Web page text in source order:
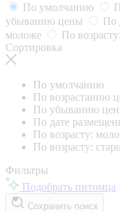
По умолчанию
убыванию цены
По
моложе
По
Сортировка
По умолчанию
По возрастанию
По убыванию
По дате
По возрасту:
По возрасту:
Фильтры
Подобрать питомца
Сохранить поиск